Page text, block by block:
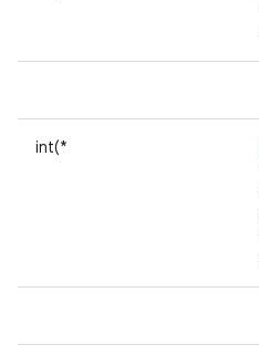
int(*